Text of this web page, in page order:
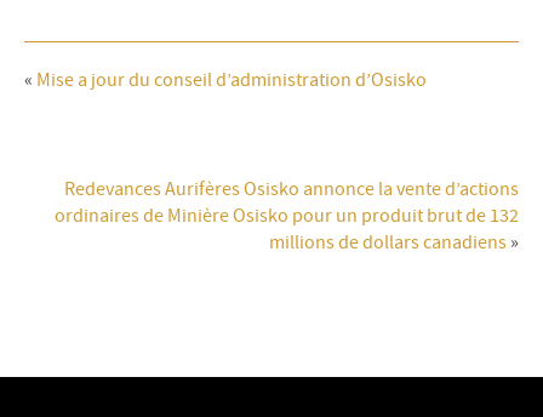
« Mise a jour du conseil d’administration d’Osisko
Redevances Aurifères Osisko annonce la vente d’actions
ordinaires de Minière Osisko pour un produit brut de 132
millions de dollars canadiens »